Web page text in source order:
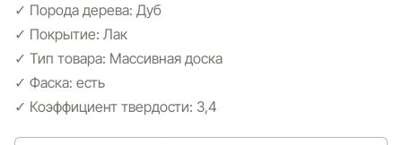
✓ Порода дерева: Дуб
✓ Покрытие: Лак
✓ Тип товара: Массивная доска
✓ Фаска: есть
✓ Коэффициент твердости: 3,4